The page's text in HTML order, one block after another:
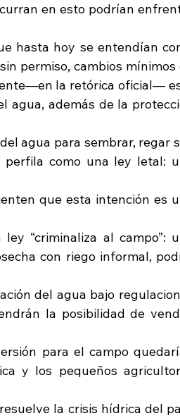
en esto podrían
hasta hoy se entendían
permiso, cambios mínimos
la retórica oficial—
agua, además de la
agua para sembrar, regar
como una ley letal:
que esta intención es
“criminaliza al campo”:
con riego informal,
del agua bajo
la posibilidad de
para el campo
y los pequeños
la crisis hídrica del